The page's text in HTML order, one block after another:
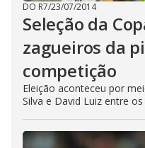
DO R7/23/07/2014
Seleção da
zagueiros da
competição
Eleição aconteceu por
Silva e David Luiz entre